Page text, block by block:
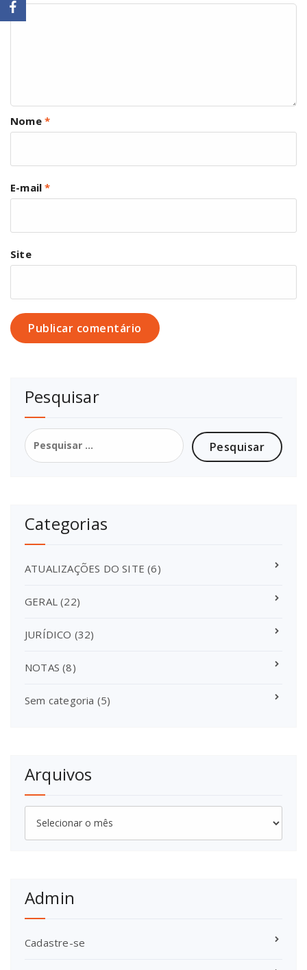
Nome *
E-mail*
Site
Pesquisar
Pesquisar
por:
Categorias
ATUALIZAÇÕES DO SITE (6)
GERAL (22)
JURÍDICO (32)
NOTAS (8)
Sem categoria (5)
Arquivos
Arquivos
Admin
Cadastre-se